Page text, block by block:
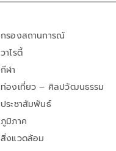
กรองสถานการณ์
วาไรตี้
กีฬา
ท่องเที่ยว – ศิลปวัฒนธรรม
ประชาสัมพันธ์
ภูมิภาค
สิ่งแวดล้อม